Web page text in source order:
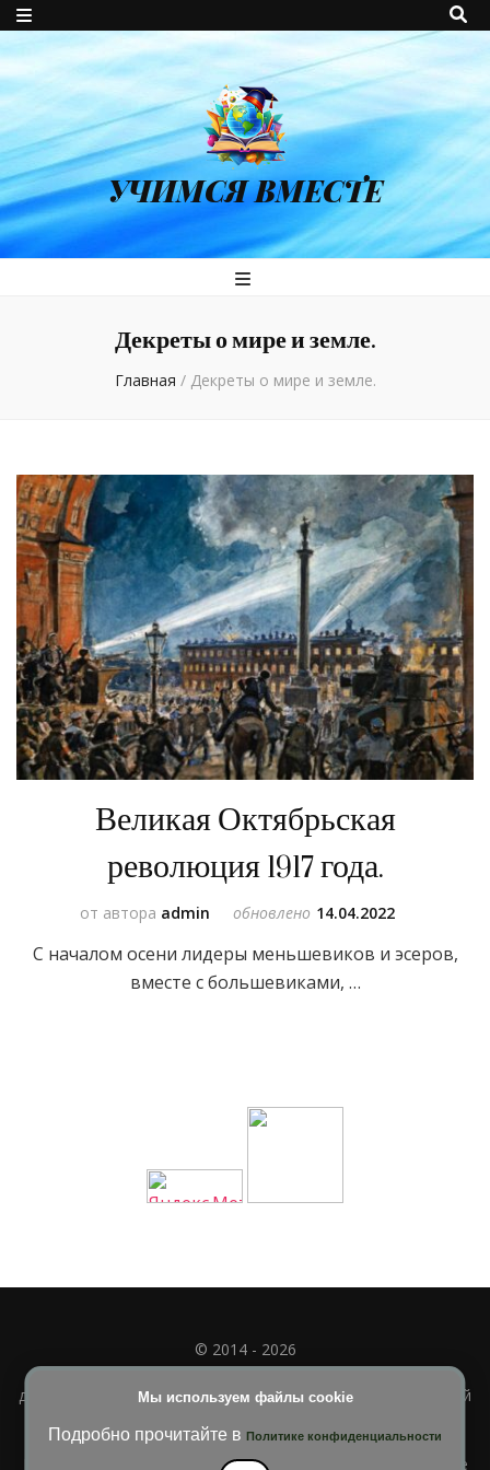
УЧИМСЯ ВМЕСТЕ
Декреты о мире и земле.
Главная / Декреты о мире и земле.
Великая Октябрьская
революция 1917 года.
от автора admin обновлено 14.04.2022
С началом осени лидеры меньшевиков и эсеров,
вместе с большевиками, …
Мы используем файлы cookie
Подробно прочитайте в Политике конфиденциальности
© 2014 - 2026
Полное или частичное использование материала
допускается только при наличии активной и индексируемой
Blossom Diva | РазработанаТемы Blossom . На платформе